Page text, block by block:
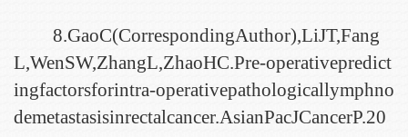
8.GaoC(CorrespondingAuthor),LiJT,Fang
L,WenSW,ZhangL,ZhaoHC.Pre-operativepredict
ingfactorsforintra-operativepathologicallymphno
demetastasisinrectalcancer.AsianPacJCancerP.20